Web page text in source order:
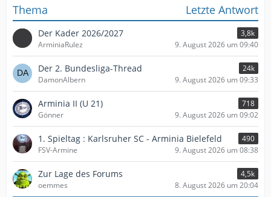
Thema Letzte Antwort
Der Kader 2026/2027
3,8k
ArminiaRulez
9. August 2026 um 09:40
Der 2. Bundesliga-Thread
24k
DamonAlbern
9. August 2026 um 09:33
Arminia II (U 21)
718
Gönner
9. August 2026 um 09:02
1. Spieltag : Karlsruher SC - Arminia Bielefeld
490
FSV-Armine
9. August 2026 um 08:38
Zur Lage des Forums
4,5k
oemmes
8. August 2026 um 20:04